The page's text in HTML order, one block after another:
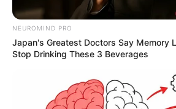
NEUROMIND PRO
Japan's Greatest Doctors Say Memory
Stop Drinking These 3 Beverages